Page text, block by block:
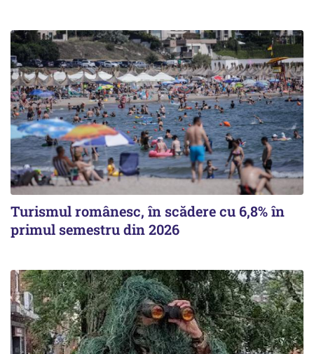
Turismul românesc, în scădere cu 6,8% în
primul semestru din 2026